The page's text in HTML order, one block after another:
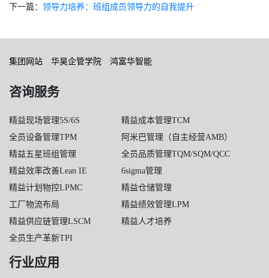
下一篇： 领导力培养：班组成员领导力的自我提升​
集团网站 华昊企管学院 鸿富华智能
咨询服务
精益现场管理5S/6S
全员设备管理TPM
精益五星班组管理
精益效率改善Lean IE
精益计划物控LPMC
工厂物流布局
精益供应链管理LSCM
全员生产革新TPI
精益成本管理TCM
阿米巴管理（自主经营AMB）
全员品质管理TQM/SQM/QCC
6sigma管理
精益仓储管理
精益绩效管理LPM
精益人才培养
行业应用